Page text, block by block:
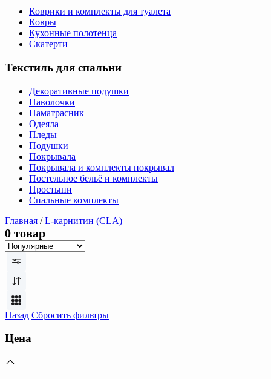
Коврики и комплекты для туалета
Ковры
Кухонные полотенца
Скатерти
Текстиль для спальни
Декоративные подушки
Наволочки
Наматрасник
Одеяла
Пледы
Подушки
Покрывала
Покрывала и комплекты покрывал
Постельное бельё и комплекты
Простыни
Спальные комплекты
Главная / L-карнитин (CLA)
0 товар
Назад Сбросить фильтры
Цена